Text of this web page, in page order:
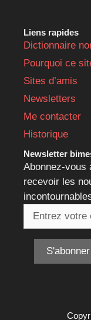
Liens rapides
Dictionnaire
Pourquoi ce
Sites d’amis
Newsletters
Me contacter
Historique
Newsletter
Abonnez-vous
recevoir les